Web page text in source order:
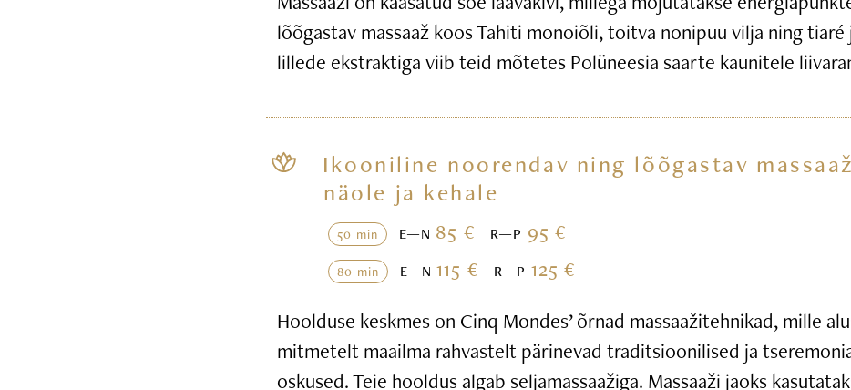
lõõgastav massaaž koos Tahiti monoiõli, toitva nonipuu vilja ning tiaré
lillede ekstraktiga viib teid mõtetes Polüneesia saarte kaunitele
Ikooniline noorendav ning lõõgastav
näole ja kehale
50 min E—N 85 € R—P 95 €
80 min E—N115 € R—P 125 €
Hoolduse keskmes on Cinq Mondes’ õrnad massaažitehnikad, mille
mitmetelt maailma rahvastelt pärinevad traditsioonilised ja
oskused. Teie hooldus algab seljamassaažiga. Massaaži jaoks